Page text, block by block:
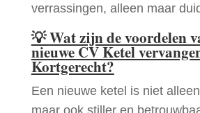
verrassingen, alleen maar
💡Wat zijn de voordelen
nieuwe CV Ketel
Kortgerecht?
Een nieuwe ketel is niet
maar ook stiller en